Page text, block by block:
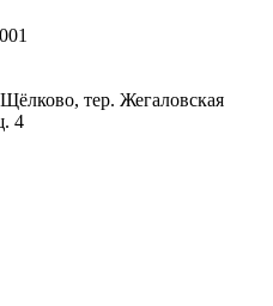
тер. Жегаловская
4